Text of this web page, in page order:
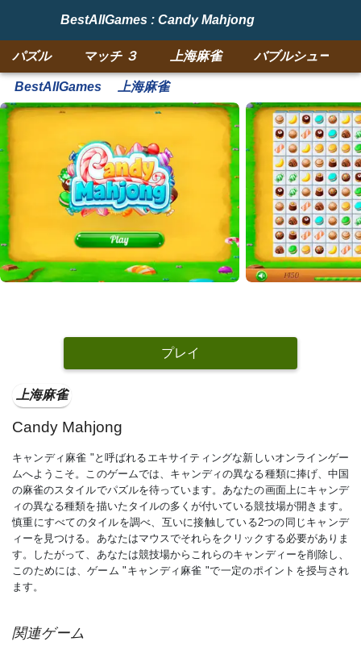
BestAllGames : Candy Mahjong
パズル マッチ ３ 上海麻雀 バブルシューター
BestAllGames 上海麻雀
プレイ
上海麻雀
Candy Mahjong
キャンディ麻雀 "と呼ばれるエキサイティングな新しいオンラインゲー
ムへようこそ。このゲームでは、キャンディの異なる種類に捧げ、中国
の麻雀のスタイルでパズルを待っています。あなたの画面上にキャンデ
ィの異なる種類を描いたタイルの多くが付いている競技場が開きます。
慎重にすべてのタイルを調べ、互いに接触している2つの同じキャンデ
ィーを見つける。あなたはマウスでそれらをクリックする必要がありま
す。したがって、あなたは競技場からこれらのキャンディーを削除し、
このためには、ゲーム "キャンディ麻雀 "で一定のポイントを授与され
ます。
関連ゲーム